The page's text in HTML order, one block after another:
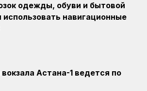
одежды, обуви и бытовой
использовать навигационные
Астана-1 ведется по